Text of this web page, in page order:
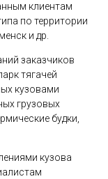
клиентам
по территории
и др.
заказчиков
тягачей
кузовами
грузовых
будки,
кузова